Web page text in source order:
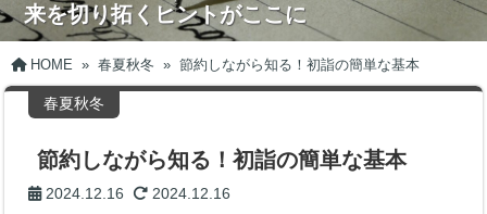
来を切り拓くヒントがここに
HOME » 春夏秋冬 » 節約しながら知る！初詣の簡単な基本
春夏秋冬
節約しながら知る！初詣の簡単な基本
2024.12.16 2024.12.16